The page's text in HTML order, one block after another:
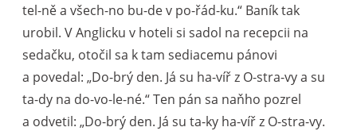
tel-ně a všech-no bu-de v po-řád-ku.“ Baník tak
urobil. V Anglicku v hoteli si sadol na recepcii na
sedačku, otočil sa k tam sediacemu pánovi
a povedal: „Do-brý den. Já su ha-víř z O-stra-vy a su
ta-dy na do-vo-le-né.“ Ten pán sa naňho pozrel
a odvetil: „Do-brý den. Já su ta-ky ha-víř z O-stra-vy.